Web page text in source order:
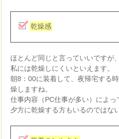
乾燥感
ほとんど同じと言っていいですが
私には乾燥しにくいといえます。
朝8：00に装着して、夜帰宅する
燥しますね。
仕事内容（PC仕事が多い）によっ
夕方に乾燥する方もいるのではな